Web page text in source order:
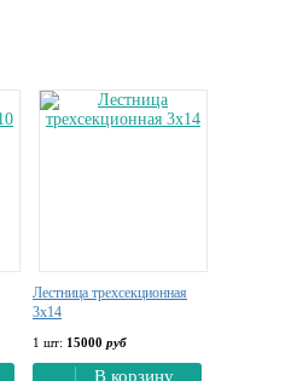
Лестница трехсекционная
3х14
1 шт: 15000 руб
В корзину